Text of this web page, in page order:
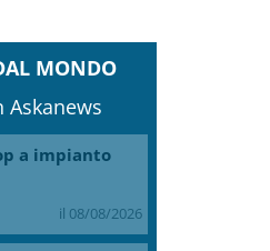
MONDO
a impianto
il 08/08/2026